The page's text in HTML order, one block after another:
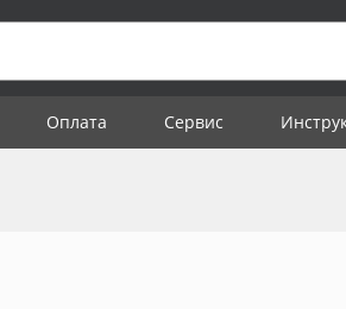
Оплата Сервис